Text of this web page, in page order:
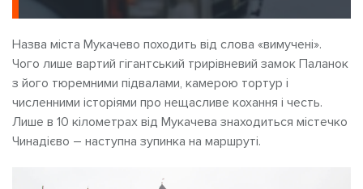
Назва міста Мукачево походить від слова «вимучені».
Чого лише вартий гігантський трирівневий замок Паланок
з його тюремними підвалами, камерою тортур і
численними історіями про нещасливе кохання і честь.
Лише в 10 кілометрах від Мукачева знаходиться містечко
Чинадієво – наступна зупинка на маршруті.